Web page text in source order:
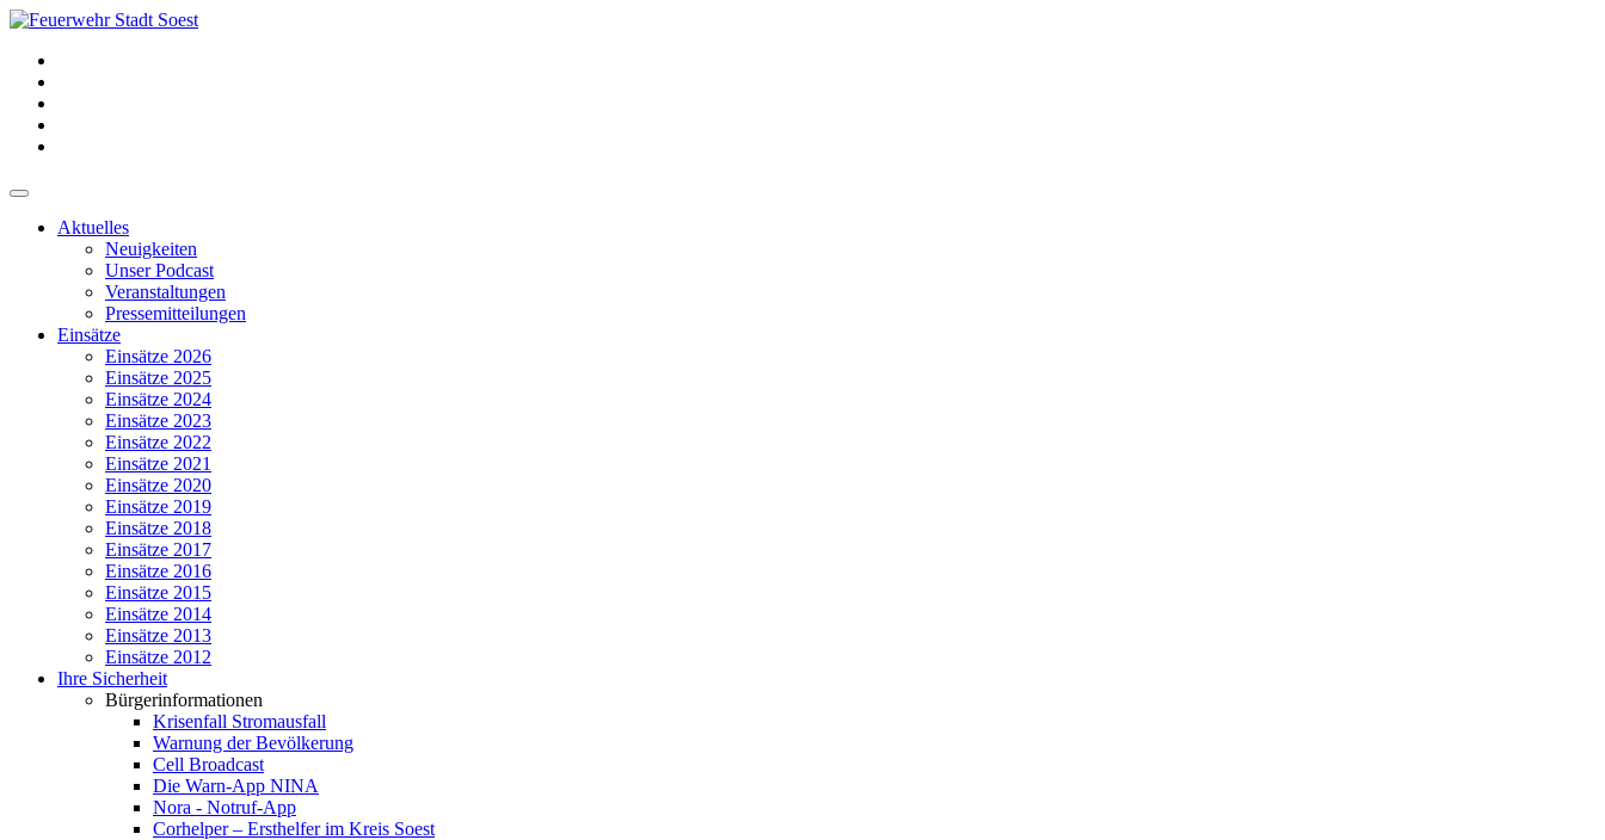
Aktuelles
Neuigkeiten
Unser Podcast
Veranstaltungen
Pressemitteilungen
Einsätze
Einsätze 2026
Einsätze 2025
Einsätze 2024
Einsätze 2023
Einsätze 2022
Einsätze 2021
Einsätze 2020
Einsätze 2019
Einsätze 2018
Einsätze 2017
Einsätze 2016
Einsätze 2015
Einsätze 2014
Einsätze 2013
Einsätze 2012
Ihre Sicherheit
Bürgerinformationen
Krisenfall Stromausfall
Warnung der Bevölkerung
Cell Broadcast
Die Warn-App NINA
Nora - Notruf-App
Corhelper – Ersthelfer im Kreis Soest